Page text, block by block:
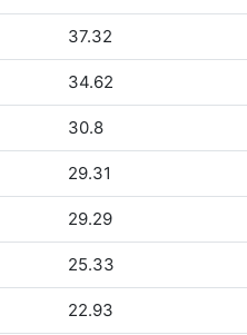
37.32
34.62
30.8
29.31
29.29
25.33
22.93